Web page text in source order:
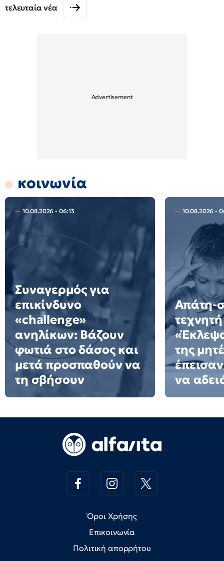
τελευταία νέα
κοινωνία
10.08.2026 - 06:13
Συναγερμός για
επικίνδυνο
«challenge»
ανηλίκων: Βάζουν
φωτιά στο δάσος και
μετά προσπαθούν να
τη σβήσουν
10.08.2026 -
Απάτη-
της
να
Όροι Χρήσης
Επικοινωνία
Πολιτική απορρήτου